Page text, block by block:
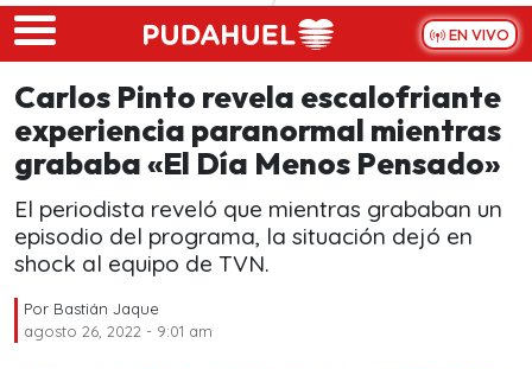
Skip to main content
EN VIVO
Carlos Pinto revela escalofriante
experiencia paranormal mientras
grababa «El Día Menos Pensado»
El periodista reveló que mientras grababan un
episodio del programa, la situación dejó en
shock al equipo de TVN.
Por Bastián Jaque
agosto 26, 2022 - 9:01 am